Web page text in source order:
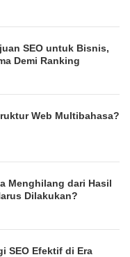
SEO untuk Bisnis,
Demi Ranking
Web Multibahasa?
Menghilang dari Hasil
Dilakukan?
SEO Efektif di Era